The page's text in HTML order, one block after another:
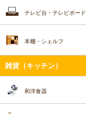
テレビ台・テレビボード
本棚・シェルフ
雑貨（キッチン）
和洋食器